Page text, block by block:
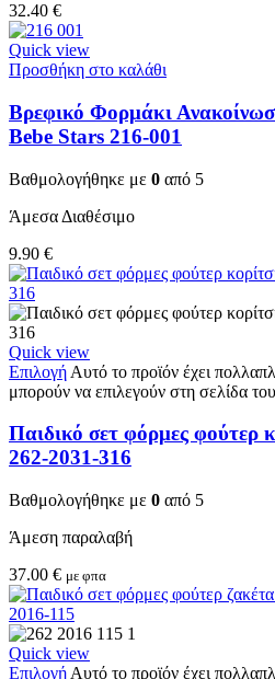
32.40 €
Quick view
Προσθήκη στο καλάθι
Βρεφικό Φορμάκι
Bebe Stars 216-001
Βαθμολογήθηκε με 0 από 5
Άμεσα Διαθέσιμο
9.90 €
Quick view
Επιλογή Αυτό το προϊόν έχει
μπορούν να επιλεγούν στη σελίδα
Παιδικό σετ φόρμες φούτερ
262-2031-316
Βαθμολογήθηκε με 0 από 5
Άμεση παραλαβή
37.00 € με φπα
Quick view
Επιλογή Αυτό το προϊόν έχει